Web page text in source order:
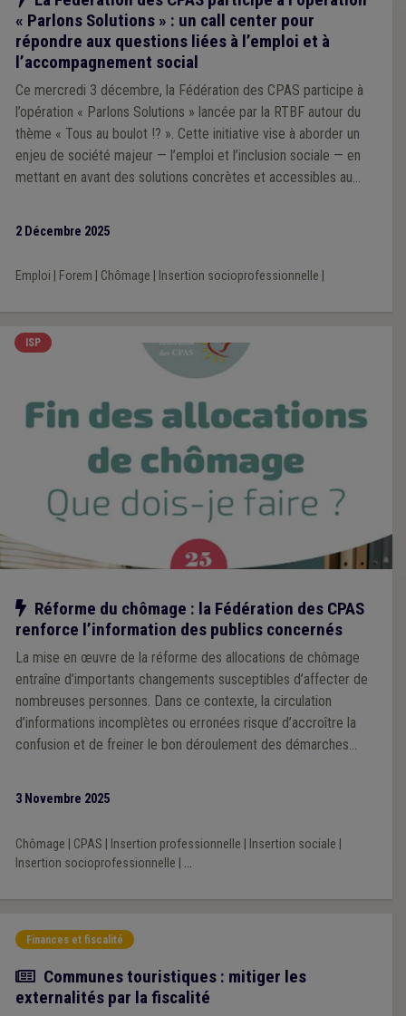
« Parlons Solutions » : un call center pour
répondre aux questions liées à l’emploi et à
l’accompagnement social
Ce mercredi 3 décembre, la Fédération des CPAS participe à
l’opération « Parlons Solutions » lancée par la RTBF autour du
thème « Tous au boulot !? ». Cette initiative vise à aborder un
enjeu de société majeur — l’emploi et l’inclusion sociale — en
mettant en avant des solutions concrètes et accessibles au
2 Décembre 2025
Emploi Forem Chômage Insertion socioprofessionnelle
ISP
Notre action
Réforme du chômage : la Fédération des CPAS
renforce l’information des publics concernés
La mise en œuvre de la réforme des allocations de chômage
entraîne d’importants changements susceptibles d’affecter de
nombreuses personnes. Dans ce contexte, la circulation
d’informations incomplètes ou erronées risque d’accroître la
confusion et de freiner le bon déroulement des démarches
3 Novembre 2025
Chômage CPAS Insertion professionnelle Insertion sociale
Insertion socioprofessionnelle
...
Finances et fiscalité
Article
Communes touristiques : mitiger les
externalités par la fiscalité